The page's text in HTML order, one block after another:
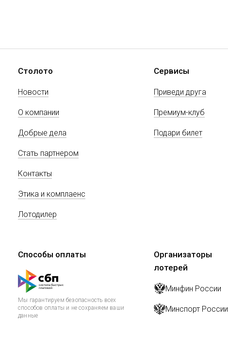
Столото
Новости
О компании
Добрые дела
Стать партнером
Контакты
Этика и комплаенс
Лотодилер
Сервисы
Приведи друга
Премиум-клуб
Подари билет
Способы оплаты
Мы гарантируем безопасность всех
способов оплаты и не сохраняем ваши
данные
Организаторы
лотерей
Минфин России
Минспорт России